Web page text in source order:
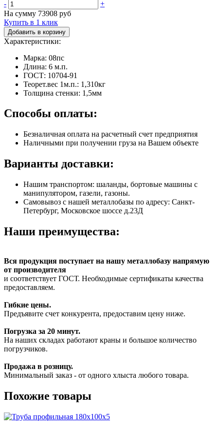
-
+
На сумму 73908 руб
Купить в 1 клик
Добавить в корзину
Характеристики:
Марка: 08пс
Длина: 6 м.п.
ГОСТ: 10704-91
Теорет.вес 1м.п.: 1,310кг
Толщина стенки: 1,5мм
Способы оплаты:
Безналичная оплата на расчетный счет предприятия
Наличными при получении груза на Вашем объекте
Варианты доставки:
Нашим транспортом: шаланды, бортовые машины с
манипулятором, газели, газоны.
Самовывоз с нашей металлобазы по адресу: Санкт-
Петербург, Московское шоссе д.23Д
Наши преимущества:
Вся продукция поступает на нашу металлобазу напрямую
от производителя
и соответствует ГОСТ. Необходимые сертификаты качества
предоставляем.
Гибкие цены.
Предъявите счет конкурента, предоставим цену ниже.
Погрузка за 20 минут.
На наших складах работают краны и большое количество
погрузчиков.
Продажа в розницу.
Минимальный заказ - от одного хлыста любого товара.
Похожие товары